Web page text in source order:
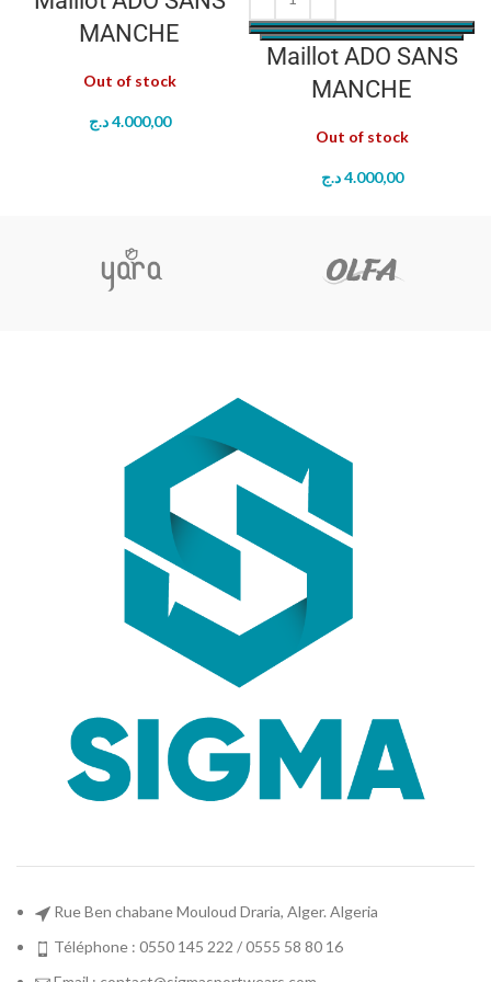
MANCHE
Out of stock
4.000,00 د.ج
Maillot ADO SANS
MANCHE
Out of stock
4.000,00 د.ج
Rue Ben chabane Mouloud Draria, Alger. Algeria
Téléphone : 0550 145 222 / 0555 58 80 16